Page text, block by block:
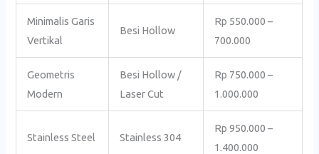
Minimalis Garis
Vertikal
Besi Hollow
Rp 550.000 –
700.000
Geometris
Modern
Besi Hollow /
Laser Cut
Rp 750.000 –
1.000.000
Stainless Steel Stainless 304
Rp 950.000 –
1.400.000